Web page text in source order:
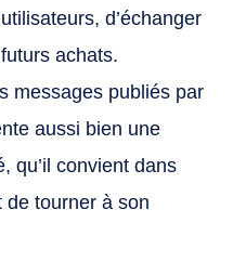
d’échanger
achats.
messages publiés par
aussi bien une
qu’il convient dans
de tourner à son